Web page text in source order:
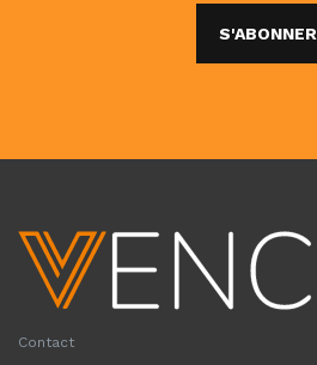
S'ABONNER
Contact